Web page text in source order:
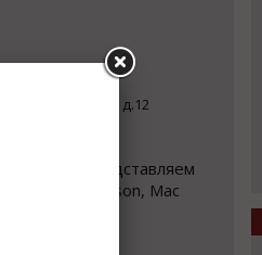
резервы д.12
из ЕС. Представляем
Brad Harrison, Mac